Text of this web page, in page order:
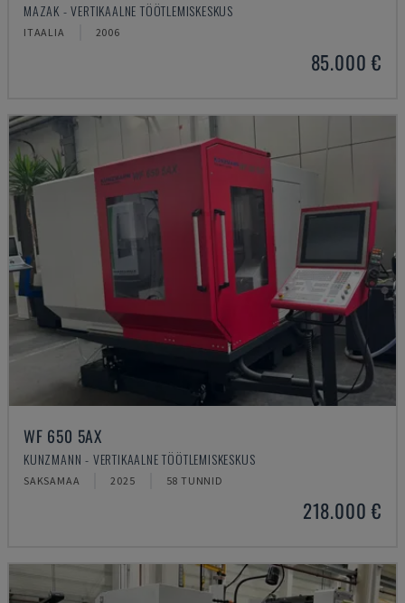
MAZAK - VERTIKAALNE TÖÖTLEMISKESKUS
ITAALIA 2006
85.000 €
WF 650 5AX
KUNZMANN - VERTIKAALNE TÖÖTLEMISKESKUS
SAKSAMAA 2025 58 TUNNID
218.000 €